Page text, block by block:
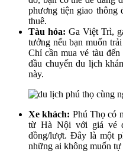
phương tiện giao thông
thuê.
Tàu hỏa: Ga Việt Trì,
tưởng nếu bạn muốn
Chỉ cần mua vé tàu
đầu chuyến du lịch
này.
Xe khách: Phú Thọ có
từ Hà Nội với giá vé
đồng/lượt. Đây là một
những ai không muốn tự